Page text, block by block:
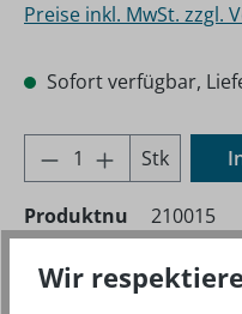
Preise inkl. MwSt. zzgl.
Sofort verfügbar,
Produkt Stk
Produktnu
mmer:
210015
Hersteller-
103-
Wir